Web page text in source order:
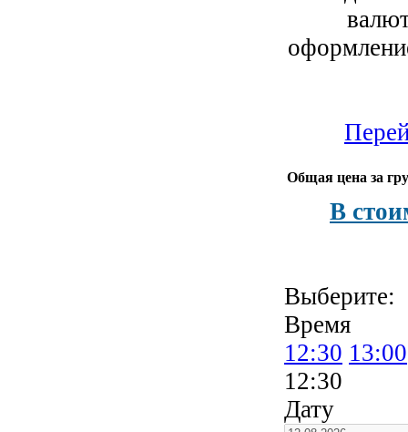
Общая цена за
В
Выберите:
Время
12:30 13:00
12:30
Дату